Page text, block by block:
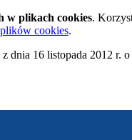
w plikach cookies.
cookies.
16 listopada 2012 r.